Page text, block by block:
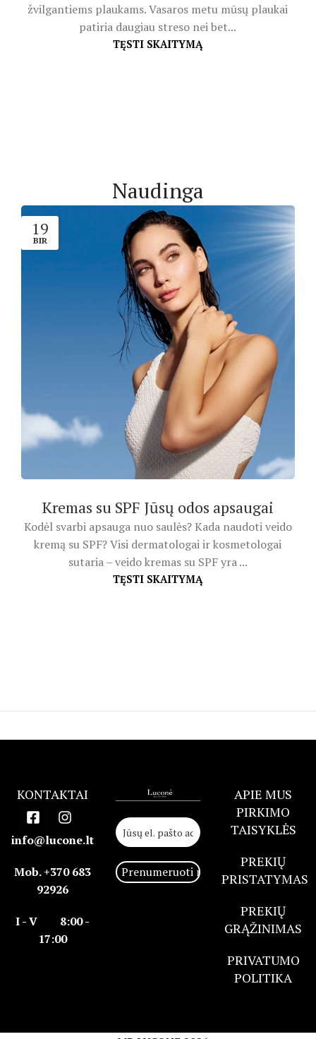
žvilgantiems plaukams. Vasaros metu mūsų plaukai
patiria daugiau streso nei bet...
TĘSTI SKAITYMĄ
Naudinga
19
BIR
Kremas su SPF Jūsų odos apsaugai
Kodėl svarbi apsauga nuo saulės? Kada naudoti veido
kremą su SPF? Visi dermatologai ir kosmetologai
sutaria – veido kremas su SPF yra ...
TĘSTI SKAITYMĄ
KONTAKTAI
info@lucone.lt
Mob. +370 683
92926
I - V 8:00 -
17:00
APIE MUS
PIRKIMO
TAISYKLĖS
PREKIŲ
PRISTATYMAS
PREKIŲ
GRĄŽINIMAS
PRIVATUMO
POLITIKA